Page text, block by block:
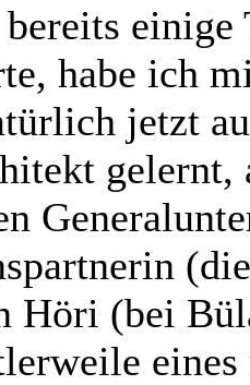
habe ich
jetzt
Höri (bei
eines